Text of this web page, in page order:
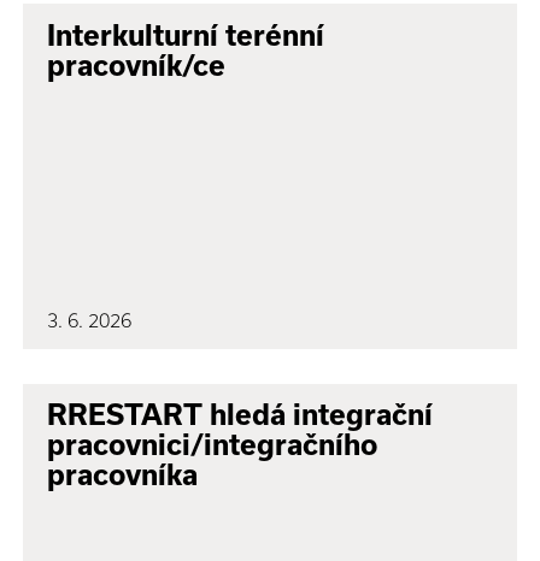
Interkulturní terénní
pracovník/ce
3. 6. 2026
RRESTART hledá integrační
pracovnici/integračního
pracovníka